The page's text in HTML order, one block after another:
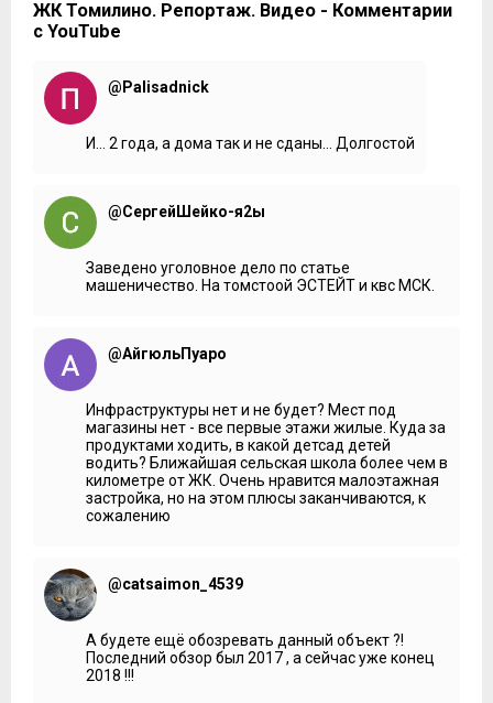
строятся поочередно.
1А, которые, по сути, являются одним домом, находятся
на стадии ввода в эксплуатацию. Скоро по ним начнется
выдача ключей. Но без задержки здесь не обошлось.
Изначально по договорам долевого участия срок
передачи квартир был обозначен на первый квартал 2016
меньшей амплитудой и на май 2017 года
запланированный график ввода в эксплуатацию
выглядит следующим образом:
2, 3 и 9 корпуса – июнь 2017;
4, 5 и 6 – август 2017;
Остальные пять очередей со всей внутренней
инфраструктурой обещают закончить к 2023 году.
Дома целиком кирпичные, из него тут абсолютно все,
каждая стена. А так как производится этот кирпич на
собственном заводе «Армстрон», то, согласитесь,
получается очень удобно. Кирпич этот не простой –
поризованные блоки PORIKAM. По утверждению
производителя, то есть застройщика, они обладают
Это означает, что поверх блока будет сразу идти слой
штукатурки.
На одном из многочисленных сайтов проекта я еще
вычитал о применении вентилируемых фасадов, но нет,
поризованные блоки, плюс штукатурка. Межэтажные
перекрытия из железобетонных плит.
ЖК Томилино. Репортаж. Видео - Комментарии
с YouTube
@Palisadnick
И... 2 года, а дома так и не сданы... Долгостой
@СергейШейко-я2ы
Заведено уголовное дело по статье
машеничество. На томстоой ЭСТЕЙТ и квс МСК.
@АйгюльПуаро
Инфраструктуры нет и не будет? Мест под
магазины нет - все первые этажи жилые. Куда за
продуктами ходить, в какой детсад детей
водить? Ближайшая сельская школа более чем в
километре от ЖК. Очень нравится малоэтажная
застройка, но на этом плюсы заканчиваются, к
сожалению
@catsaimon_4539
А будете ещё обозревать данный объект ?!
Последний обзор был 2017 , а сейчас уже конец
2018 !!!